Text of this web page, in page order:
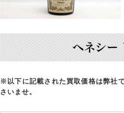
ヘネシ
※以下に記載された買取価格は弊社
さいませ。